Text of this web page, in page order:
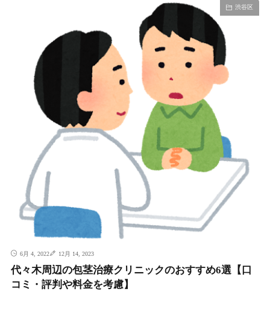
渋谷区
6月 4, 2022 12月 14, 2023
代々木周辺の包茎治療クリニックのおすすめ6選【口
コミ・評判や料金を考慮】